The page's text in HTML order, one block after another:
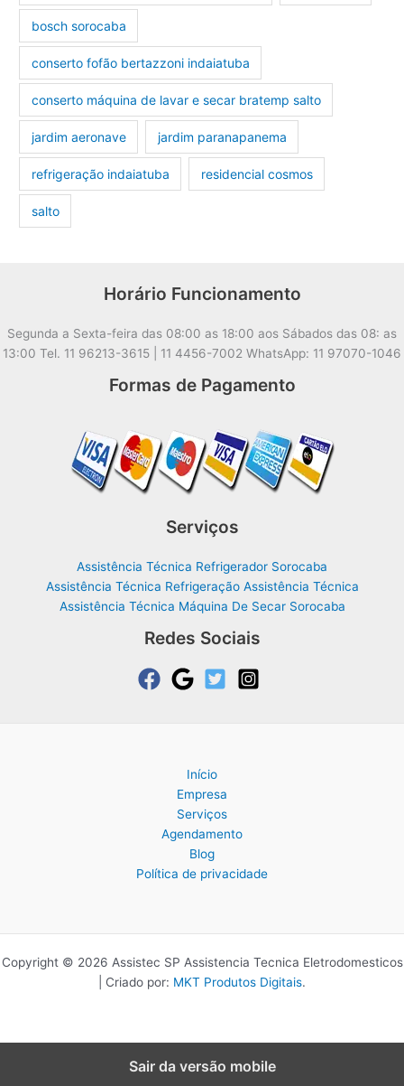
bosch sorocaba
conserto fofão bertazzoni indaiatuba
conserto máquina de lavar e secar bratemp salto
jardim aeronave jardim paranapanema
refrigeração indaiatuba residencial cosmos
salto
Horário Funcionamento
Segunda a Sexta-feira das 08:00 as 18:00 aos Sábados das 08: as
13:00 Tel. 11 96213-3615 | 11 4456-7002 WhatsApp: 11 97070-1046
Formas de Pagamento
Serviços
Assistência Técnica Refrigerador Sorocaba
Assistência Técnica Refrigeração Assistência Técnica
Assistência Técnica Máquina De Secar Sorocaba
Redes Sociais
Início
Empresa
Serviços
Agendamento
Blog
Política de privacidade
Copyright © 2026 Assistec SP Assistencia Tecnica Eletrodomesticos
| Criado por: MKT Produtos Digitais.
Sair da versão mobile